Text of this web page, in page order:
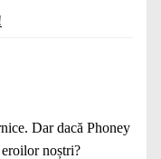
Dar dacă Phoney
noștri?